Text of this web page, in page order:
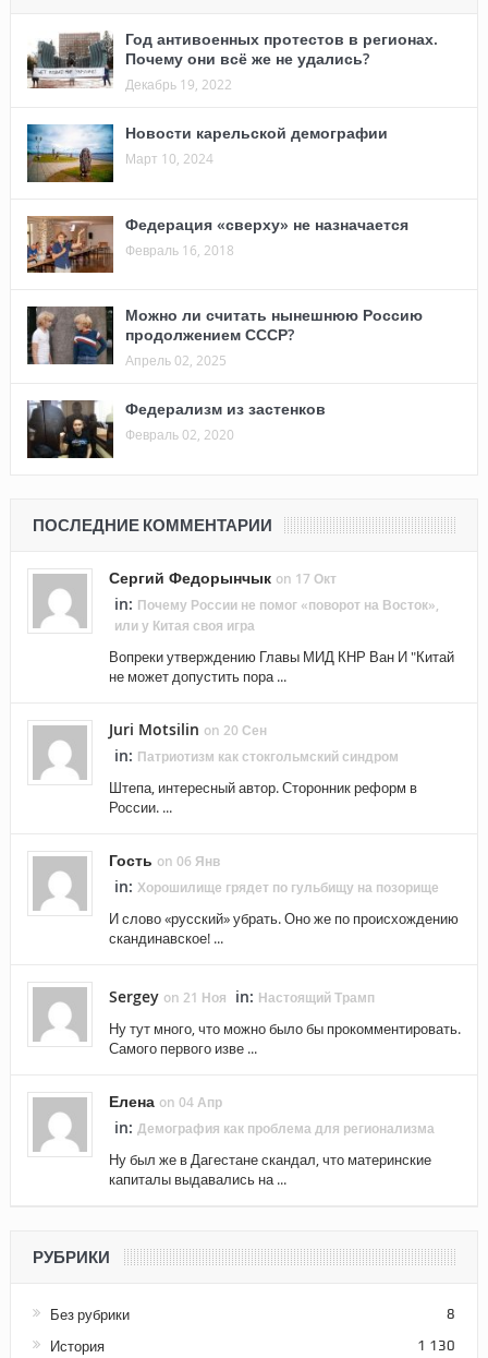
Год антивоенных протестов в регионах.
Почему они всё же не удались?
Декабрь 19, 2022
Новости карельской демографии
Март 10, 2024
Федерация «сверху» не назначается
Февраль 16, 2018
Можно ли считать нынешнюю Россию
продолжением СССР?
Апрель 02, 2025
Федерализм из застенков
Февраль 02, 2020
ПОСЛЕДНИЕ КОММЕНТАРИИ
Сергий Федорынчык on 17 Окт
in: Почему России не помог «поворот на Восток»,
или у Китая своя игра
Вопреки утверждению Главы МИД КНР Ван И "Китай
не может допустить пора ...
Juri Motsilin on 20 Сен
in: Патриотизм как стокгольмский синдром
Штепа, интересный автор. Сторонник реформ в
России. ...
Гость on 06 Янв
in: Хорошилище грядет по гульбищу на позорище
И слово «русский» убрать. Оно же по происхождению
скандинавское! ...
Sergey on 21 Ноя in: Настоящий Трамп
Ну тут много, что можно было бы прокомментировать.
Самого первого изве ...
Елена on 04 Апр
in: Демография как проблема для регионализма
Ну был же в Дагестане скандал, что материнские
капиталы выдавались на ...
РУБРИКИ
Без рубрики 8
История 1 130